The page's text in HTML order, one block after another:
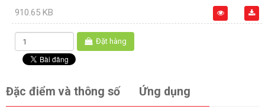
910.65 KB
Đặt hàng
Đặc điểm và thông số Ứng dụng